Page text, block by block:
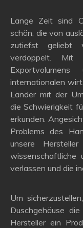
Lange Zeit sind
schön, die von
zutiefst geliebt
verdoppelt. Mit
internationalen
Länder mit der
die Schwierigkeit
erkunden.
Problems des
unsere
wissenschaftliche
verlassen und die
Um
Duschgehäuse
Hersteller ein